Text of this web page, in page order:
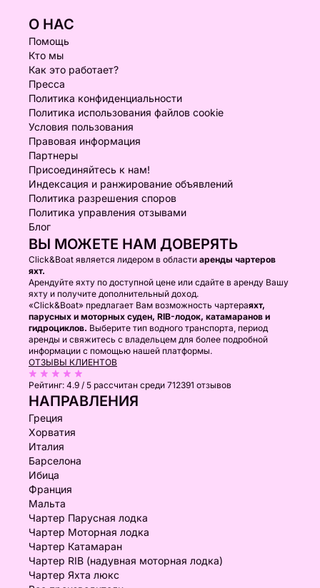
О НАС
Помощь
Кто мы
Как это работает?
Пресса
Политика конфиденциальности
Политика использования файлов cookie
Условия пользования
Правовая информация
Партнеры
Присоединяйтесь к нам!
Индексация и ранжирование объявлений
Политика разрешения споров
Политика управления отзывами
Блог
ВЫ МОЖЕТЕ НАМ ДОВЕРЯТЬ
Click&Boat является лидером в области аренды чартеров
яхт.
Арендуйте яхту по доступной цене или сдайте в аренду Вашу
яхту и получите дополнительный доход.
«Click&Boat» предлагает Вам возможность чартераяхт,
парусных и моторных суден, RIB-лодок, катамаранов и
гидроциклов. Выберите тип водного транспорта, период
аренды и свяжитесь с владельцем для более подробной
информации с помощью нашей платформы.
ОТЗЫВЫ КЛИЕНТОВ
Рейтинг: 4.9 / 5 рассчитан среди 712391 отзывов
НАПРАВЛЕНИЯ
Греция
Хорватия
Италия
Барселона
Ибица
Франция
Мальта
Чартер Парусная лодка
Чартер Моторная лодка
Чартер Катамаран
Чартер RIB (надувная моторная лодка)
Чартер Яхта люкс